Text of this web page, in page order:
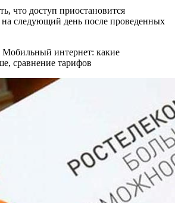
что доступ приостановится
на следующий день после проведенных
Мобильный интернет: какие
сравнение тарифов